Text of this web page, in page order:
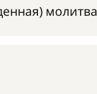
молитва